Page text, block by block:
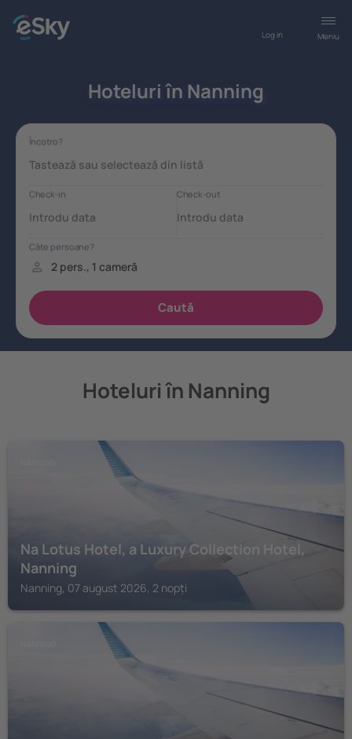
Meniu
Log in
Hoteluri în Nanning
Hoteluri în Nanning
Na Lotus Hotel, a Luxury Collection Hotel,
Nanning
Nanning, 07 august 2026, 2 nopți